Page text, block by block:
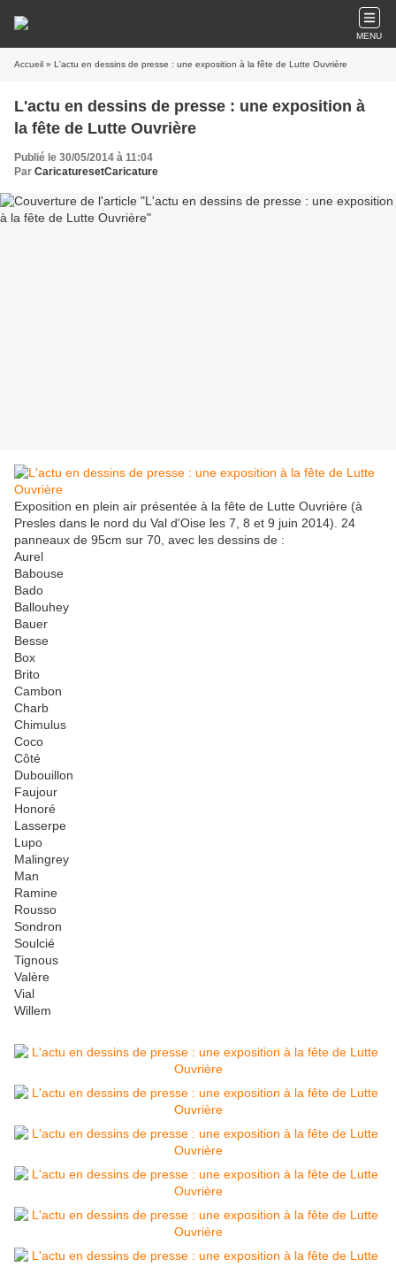
MENU
Accueil » L'actu en dessins de presse : une exposition à la fête de Lutte Ouvrière
L'actu en dessins de presse : une exposition à
la fête de Lutte Ouvrière
Publié le 30/05/2014 à 11:04
Par CaricaturesetCaricature
Exposition en plein air présentée à la fête de Lutte Ouvrière (à
Presles dans le nord du Val d'Oise les 7, 8 et 9 juin 2014). 24
panneaux de 95cm sur 70, avec les dessins de :
Aurel
Babouse
Bado
Ballouhey
Bauer
Besse
Box
Brito
Cambon
Charb
Chimulus
Coco
Côté
Dubouillon
Faujour
Honoré
Lasserpe
Lupo
Malingrey
Man
Ramine
Rousso
Sondron
Soulcié
Tignous
Valère
Vial
Willem